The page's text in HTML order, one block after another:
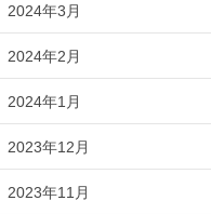
2024年3月
2024年2月
2024年1月
2023年12月
2023年11月